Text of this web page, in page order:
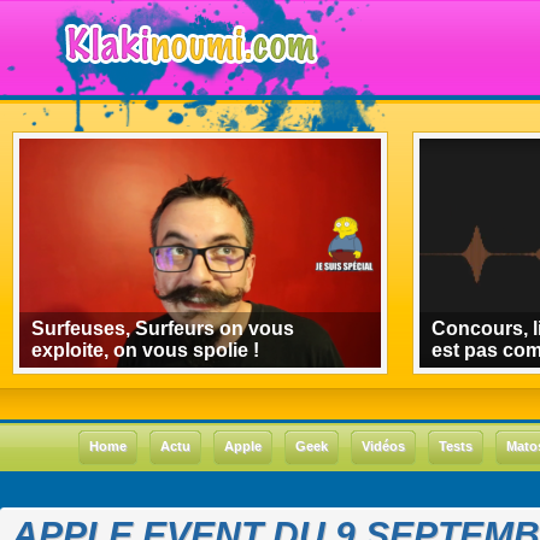
Surfeuses, Surfeurs on vous
exploite, on vous spolie !
Concours,
est pas
Home Actu Apple Geek Vidéos Tests